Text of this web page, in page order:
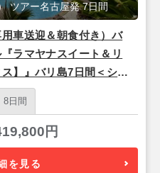
用車送迎＆朝食付き）バ
ラマヤナスイート＆リ
】』バリ島7日間＜シン
ツアー名古屋発 7日間
8日間
円
を見る